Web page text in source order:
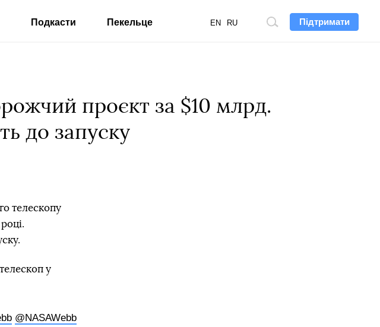
Підтримати
Пошук
EN RU
Подкасти Пекельце
проєкт за $10 млрд.
до запуску
телескопу
у
@NASAWebb